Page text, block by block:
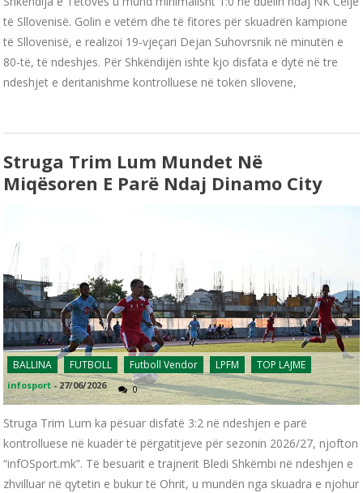
të Sllovenisë. Golin e vetëm dhe të fitores për skuadrën kampione
të Sllovenisë, e realizoi 19-vjeçari Dejan Suhovrsnik në minutën e
80-të, të ndeshjes. Për Shkëndijën ishte kjo disfata e dytë në tre
ndeshjet e deritanishme kontrolluese në tokën sllovene,
Struga Trim Lum Mundet Në
Miqësoren E Parë Ndaj Dinamo City
BALLINA FUTBOLL Futboll Vendor LPFM TOP LAJME
infosport -27/06/2026 0
Struga Trim Lum ka pësuar disfatë 3:2 në ndeshjen e parë
kontrolluese në kuadër të përgatitjeve për sezonin 2026/27, njofton
“infOSport.mk”. Të besuarit e trajnerit Bledi Shkëmbi në ndeshjen e
zhvilluar në qytetin e bukur të Ohrit, u mundën nga skuadra e njohur